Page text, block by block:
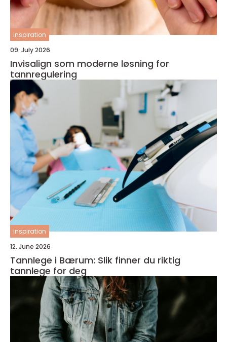
inspiration
09. July 2026
Invisalign som moderne løsning for
tannregulering
inspiration
12. June 2026
Tannlege i Bærum: Slik finner du riktig
tannlege for deg